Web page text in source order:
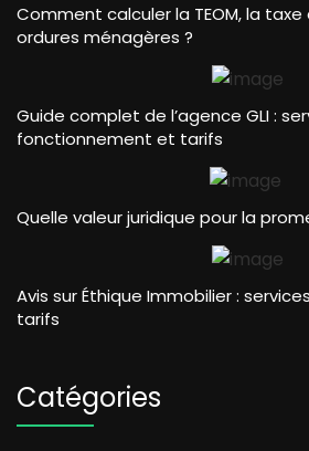
Comment calculer la TEOM, la
ordures ménagères ?
Guide complet de l’agence GLI :
fonctionnement et tarifs
Quelle valeur juridique pour la
Avis sur Éthique Immobilier :
tarifs
Catégories